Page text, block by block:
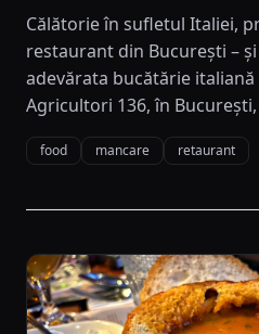
Călătorie în sufletul Italiei,
restaurant din București –
adevărata bucătărie
Agricultori 136, în
food mancare retaurant